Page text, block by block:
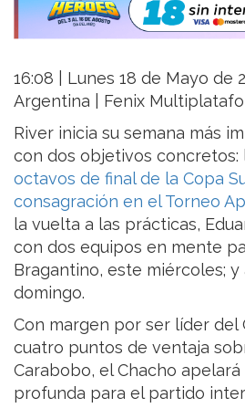
16:08 | Lunes 18 de Mayo de
Argentina | Fenix
River inicia su semana más
con dos objetivos concretos:
octavos de final de la Copa
consagración en el Torneo
la vuelta a las prácticas,
con dos equipos en mente
Bragantino, este miércoles;
domingo.
Con margen por ser líder del
cuatro puntos de ventaja
Carabobo, el Chacho
profunda para el partido